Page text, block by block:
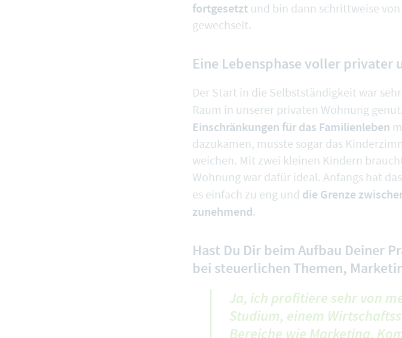
fortgesetzt und bin dann schrittweise
gewechselt.
Eine Lebensphase voller
Der Start in die Selbstständigkeit war
Raum in unserer privaten Wohnung
Einschränkungen für das Familienleben
dazukamen, musste sogar das
weichen. Mit zwei kleinen Kindern
Wohnung war dafür ideal. Anfangs hat
es einfach zu eng und die Grenze
zunehmend.
Hast Du Dir beim Aufbau Deiner
bei steuerlichen Themen,
Ja, ich profitiere sehr von
Studium, einem
Bereiche wie Marketing,